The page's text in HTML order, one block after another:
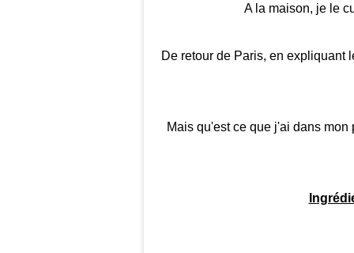
A la maison, je le
De retour de Paris, en expliquant
Mais qu'est ce que j'ai dans